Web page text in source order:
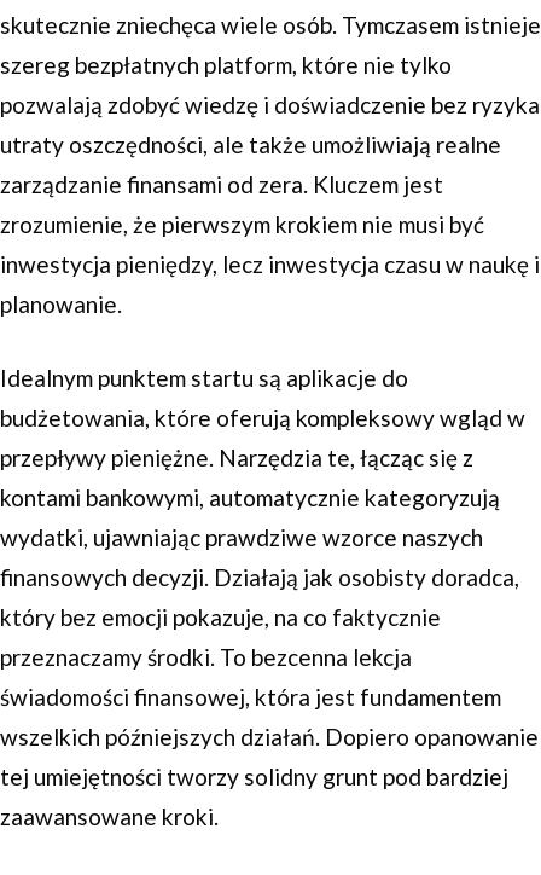
skutecznie zniechęca wiele osób. Tymczasem istnieje
szereg bezpłatnych platform, które nie tylko
pozwalają zdobyć wiedzę i doświadczenie bez ryzyka
utraty oszczędności, ale także umożliwiają realne
zarządzanie finansami od zera. Kluczem jest
zrozumienie, że pierwszym krokiem nie musi być
inwestycja pieniędzy, lecz inwestycja czasu w naukę i
planowanie.
Idealnym punktem startu są aplikacje do
budżetowania, które oferują kompleksowy wgląd w
przepływy pieniężne. Narzędzia te, łącząc się z
kontami bankowymi, automatycznie kategoryzują
wydatki, ujawniając prawdziwe wzorce naszych
finansowych decyzji. Działają jak osobisty doradca,
który bez emocji pokazuje, na co faktycznie
przeznaczamy środki. To bezcenna lekcja
świadomości finansowej, która jest fundamentem
wszelkich późniejszych działań. Dopiero opanowanie
tej umiejętności tworzy solidny grunt pod bardziej
zaawansowane kroki.